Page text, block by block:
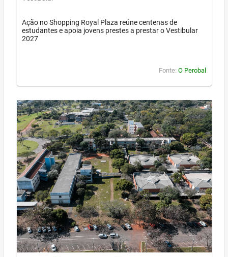
Ação no Shopping Royal Plaza reúne centenas de
estudantes e apoia jovens prestes a prestar o Vestibular
2027
Fonte: O Perobal